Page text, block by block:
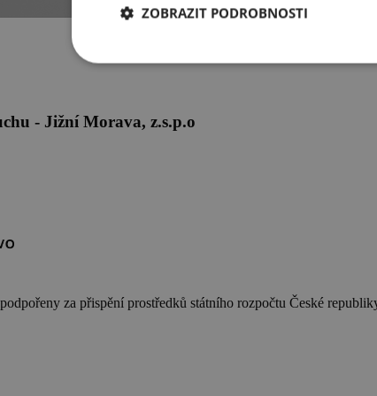
- Jižní Morava, z.s.p.o
za přispění prostředků státního rozpočtu České
ZOBRAZIT PODROBNOSTI